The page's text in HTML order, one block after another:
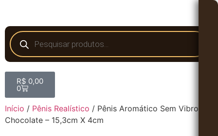
R$ 0,00
0
Início / Pênis Realístico / Pênis Aromático Sem Vibro
Chocolate – 15,3cm X 4cm